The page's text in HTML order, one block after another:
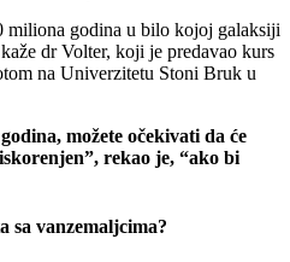
miliona godina u bilo kojoj galaksiji
dr Volter, koji je predavao kurs
na Univerzitetu Stoni Bruk u
možete očekivati da će
rekao je, “ako bi
sa vanzemaljcima?